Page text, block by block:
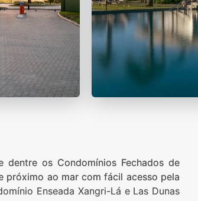
dentre os Condomínios Fechados de
próximo ao mar com fácil acesso pela
Enseada Xangri-Lá e Las Dunas